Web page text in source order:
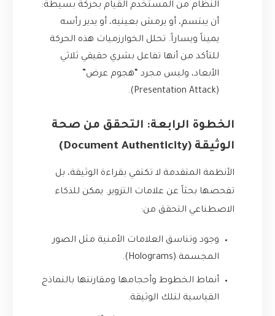
النظام من المستخدم القيام بحركة بسيطة:
أن يبتسم، أو يرمش بعينيه، أو يدير رأسه
يميناً ويساراً. تحلل الخوارزميات هذه الحركة
للتأكد من أنها تفاعل بشري حقيقي ثلاثي
الأبعاد، وليس مجرد “هجوم عرض”
(Presentation Attack).
الخطوة الرابعة: التحقق من صحة
الوثيقة (Document Authenticity)
الأنظمة المتقدمة لا تكتفي بقراءة الوثيقة، بل
تفحصها بحثاً عن علامات التزوير. يمكن للذكاء
الاصطناعي التحقق من:
وجود وتناسق العلامات الأمنية مثل الصور
المجسمة (Holograms).
أنماط الخطوط وأحجامها ومقارنتها بالنماذج
القياسية لتلك الوثيقة.